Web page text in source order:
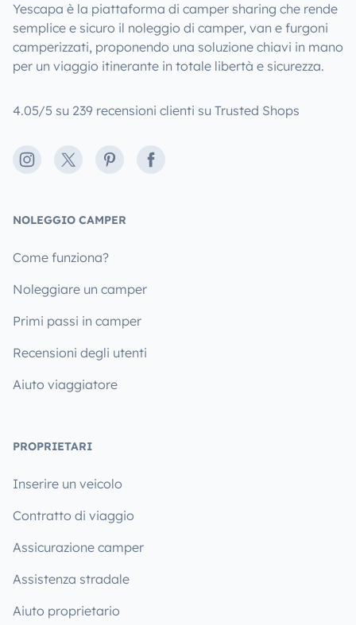
Yescapa è la piattaforma di camper sharing che rende
semplice e sicuro il noleggio di camper, van e furgoni
camperizzati, proponendo una soluzione chiavi in mano
per un viaggio itinerante in totale libertà e sicurezza.
4.05/5 su 239 recensioni clienti su Trusted Shops
Instagram
X PinterestFacebook
NOLEGGIO CAMPER
Come funziona?
Noleggiare un camper
Primi passi in camper
Recensioni degli utenti
Aiuto viaggiatore
PROPRIETARI
Inserire un veicolo
Contratto di viaggio
Assicurazione camper
Assistenza stradale
Aiuto proprietario